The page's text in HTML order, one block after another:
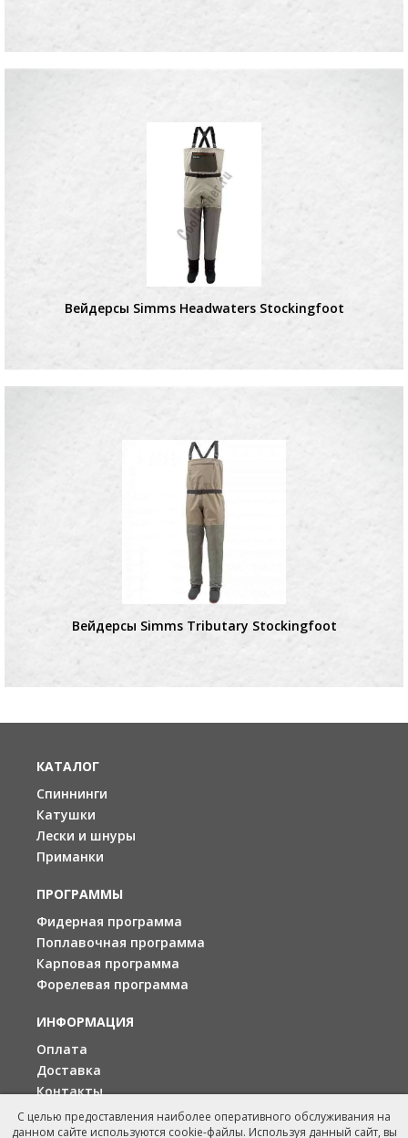
Вейдерсы Simms Headwaters Stockingfoot
Вейдерсы Simms Tributary Stockingfoot
КАТАЛОГ
Спиннинги
Катушки
Лески и шнуры
Приманки
ПРОГРАММЫ
Фидерная программа
Поплавочная программа
Карповая программа
Форелевая программа
ИНФОРМАЦИЯ
Оплата
Доставка
Контакты
С целью предоставления наиболее оперативного обслуживания на
данном сайте используются cookie-файлы. Используя данный сайт, вы